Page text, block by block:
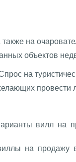
на
объектов
на
провести
вилл на
на